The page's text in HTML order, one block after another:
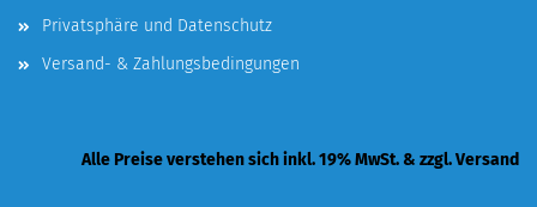
Privatsphäre und Datenschutz
Versand- & Zahlungsbedingungen
Alle Preise verstehen sich inkl. 19% MwSt. & zzgl. Versand